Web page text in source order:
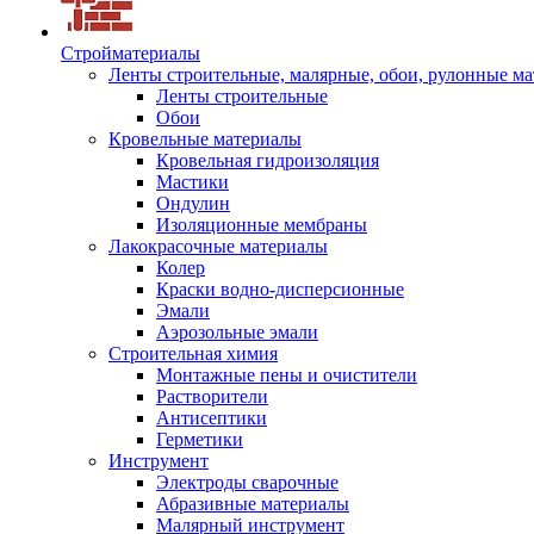
Стройматериалы
Ленты строительные, малярные, обои, рулонные
Ленты строительные
Обои
Кровельные материалы
Кровельная гидроизоляция
Мастики
Ондулин
Изоляционные мембраны
Лакокрасочные материалы
Колер
Краски водно-дисперсионные
Эмали
Аэрозольные эмали
Строительная химия
Монтажные пены и очистители
Растворители
Антисептики
Герметики
Инструмент
Электроды сварочные
Абразивные материалы
Малярный инструмент